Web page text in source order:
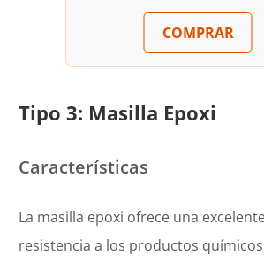
COMPRAR
Tipo 3: Masilla Epoxi
Características
La masilla epoxi ofrece una
resistencia a los productos